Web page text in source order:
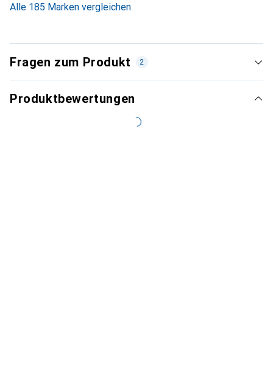
Alle 185 Marken vergleichen
Fragen zum Produkt 2
Produktbewertungen